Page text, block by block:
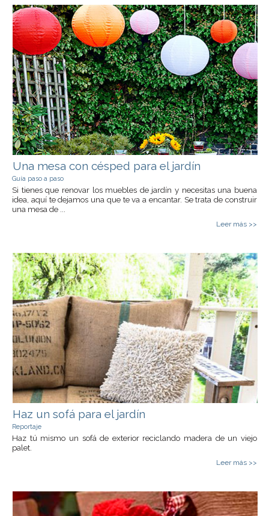
Una mesa con césped para el jardín
Guía paso a paso
Si tienes que renovar los muebles de jardín y necesitas una buena
idea, aquí te dejamos una que te va a encantar. Se trata de construir
una mesa de ...
Leer más >>
Haz un sofá para el jardín
Reportaje
Haz tú mismo un sofá de exterior reciclando madera de un viejo
palet.
Leer más >>